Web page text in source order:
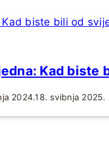
Kad biste
2024.18. svibnja 2025.